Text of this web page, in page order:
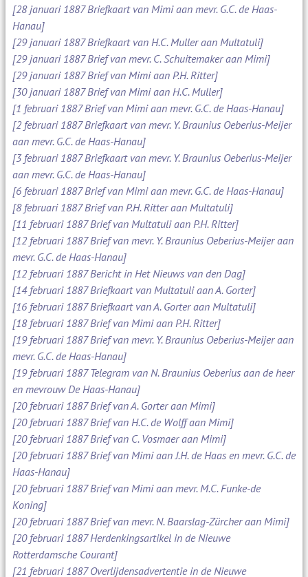
[28 januari 1887 Briefkaart van Mimi aan mevr. G.C. de Haas-
Hanau]
[29 januari 1887 Briefkaart van H.C. Muller aan Multatuli]
[29 januari 1887 Brief van mevr. C. Schuitemaker aan Mimi]
[29 januari 1887 Brief van Mimi aan P.H. Ritter]
[30 januari 1887 Brief van Mimi aan H.C. Muller]
[1 februari 1887 Brief van Mimi aan mevr. G.C. de Haas-Hanau]
[2 februari 1887 Briefkaart van mevr. Y. Braunius Oeberius-Meijer
aan mevr. G.C. de Haas-Hanau]
[3 februari 1887 Briefkaart van mevr. Y. Braunius Oeberius-Meijer
aan mevr. G.C. de Haas-Hanau]
[6 februari 1887 Brief van Mimi aan mevr. G.C. de Haas-Hanau]
[8 februari 1887 Brief van P.H. Ritter aan Multatuli]
[11 februari 1887 Brief van Multatuli aan P.H. Ritter]
[12 februari 1887 Brief van mevr. Y. Braunius Oeberius-Meijer aan
mevr. G.C. de Haas-Hanau]
[12 februari 1887 Bericht in Het Nieuws van den Dag]
[14 februari 1887 Briefkaart van Multatuli aan A. Gorter]
[16 februari 1887 Briefkaart van A. Gorter aan Multatuli]
[18 februari 1887 Brief van Mimi aan P.H. Ritter]
[19 februari 1887 Brief van mevr. Y. Braunius Oeberius-Meijer aan
mevr. G.C. de Haas-Hanau]
[19 februari 1887 Telegram van N. Braunius Oeberius aan de heer
en mevrouw De Haas-Hanau]
[20 februari 1887 Brief van A. Gorter aan Mimi]
[20 februari 1887 Brief van H.C. de Wolff aan Mimi]
[20 februari 1887 Brief van C. Vosmaer aan Mimi]
[20 februari 1887 Brief van Mimi aan J.H. de Haas en mevr. G.C. de
Haas-Hanau]
[20 februari 1887 Brief van Mimi aan mevr. M.C. Funke-de
Koning]
[20 februari 1887 Brief van mevr. N. Baarslag-Zürcher aan Mimi]
[20 februari 1887 Herdenkingsartikel in de Nieuwe
Rotterdamsche Courant]
[21 februari 1887 Overlijdensadvertentie in de Nieuwe